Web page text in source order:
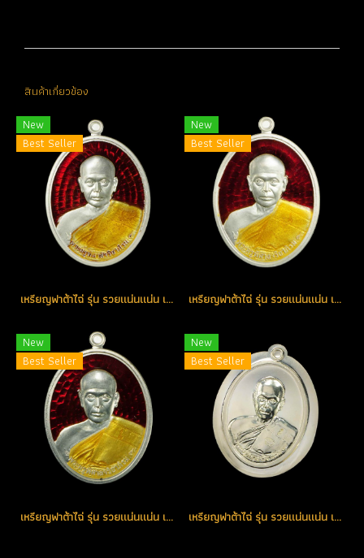
สินค้าเกี่ยวข้อง
New
Best Seller
เหรียญฟาต้าไฉ่ รุ่น รวยแน่นแน่น เนื้อเงินลงยาสีแดง หมายเลข 413 (โทรถาม)
New
Best Seller
เหรียญฟาต้าไฉ่ รุ่น รวยแน่นแน่น เนื้อเงินลงยาสีแดง หมายเลข 403 (โทรถาม)
New
Best Seller
เหรียญฟาต้าไฉ่ รุ่น รวยแน่นแน่น เนื้อเงินลงยาสีแดง หมายเลข 205 (โทรถาม)
New
Best Seller
เหรียญฟาต้าไฉ่ รุ่น รวยแน่นแน่น เนื้อเงินไม่ตัดปีก จารมือหลวงพ่อ หมายเลข 90 (โทรถาม)